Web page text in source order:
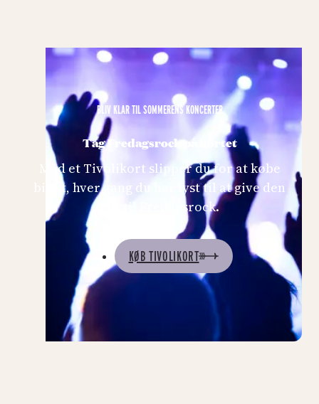
Tag Fredagsrock på kortet
BLIV KLAR TIL SOMMERENS KONCERTER
Med et Tivolikort slipper du for at købe
billet, hver gang du har lyst til at give den
gas til Fredagsrock.
KØB TIVOLIKORT